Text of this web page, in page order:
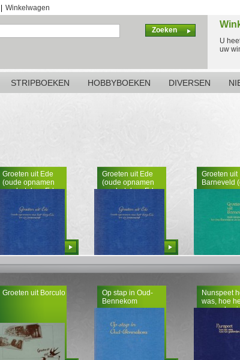
Winkelwagen
Zoeken
U
uw
STRIPBOEKEN HOBBYBOEKEN DIVERSEN
Groeten uit Ede
(oude opnamen
van het dorp Ede
Groeten uit Ede
(oude opnamen
van het dorp Ede
Groeten uit
Barneveld
opnamen
z'n
Groeten uit Borculo
Op stap in Oud-
Bennekom
Nunspeet
was, hoe
geworden